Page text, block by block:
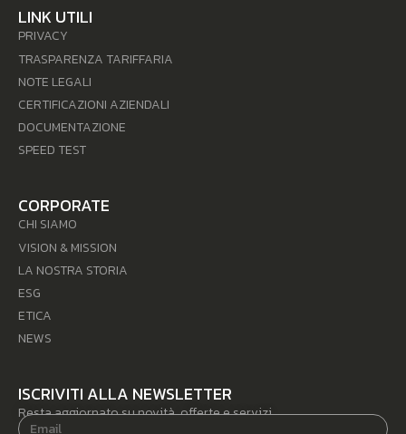
LINK UTILI
PRIVACY
TRASPARENZA TARIFFARIA
NOTE LEGALI
CERTIFICAZIONI AZIENDALI
DOCUMENTAZIONE
SPEED TEST
CORPORATE
CHI SIAMO
VISION & MISSION
LA NOSTRA STORIA
ESG
ETICA
NEWS
ISCRIVITI ALLA NEWSLETTER
Resta aggiornato su novità, offerte e servizi.